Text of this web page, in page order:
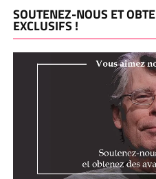
SOUTENEZ-NOUS ET
EXCLUSIFS !